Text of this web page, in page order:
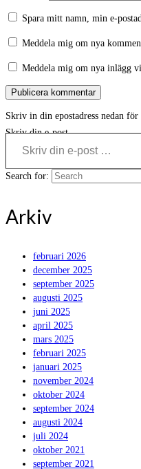
Spara mitt namn, min e-
Meddela mig om nya
Meddela mig om nya inlägg
Skriv in din epostadress nedan
Skriv din e-post …
Search for:
Arkiv
februari 2026
december 2025
september 2025
augusti 2025
juni 2025
april 2025
mars 2025
februari 2025
januari 2025
november 2024
oktober 2024
september 2024
augusti 2024
juli 2024
oktober 2021
september 2021